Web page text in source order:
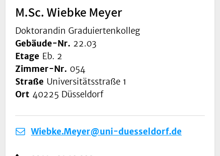
M.Sc. Wiebke Meyer
Doktorandin Graduiertenkolleg
Gebäude-Nr. 22.03
Etage Eb. 2
Zimmer-Nr. 054
Straße Universitätsstraße 1
Ort 40225 Düsseldorf
Wiebke.Meyer@uni-duesseldorf.de